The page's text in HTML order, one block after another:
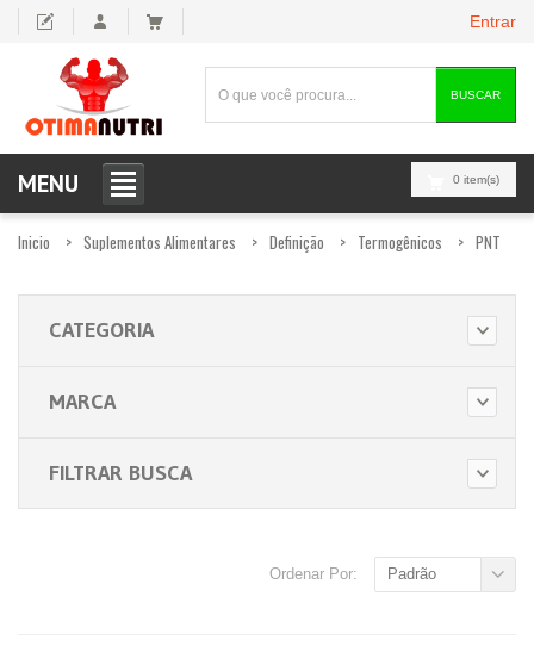
Entrar
BUSCAR
0 item(s)
MENU
Inicio Suplementos Alimentares Definição Termogênicos PNT
CATEGORIA
MARCA
FILTRAR BUSCA
Ordenar Por: Padrão